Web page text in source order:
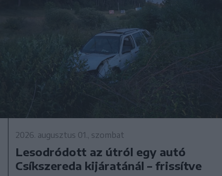
2026. augusztus 01., szombat
Lesodródott az útról egy autó
Csíkszereda kijáratánál – frissítve